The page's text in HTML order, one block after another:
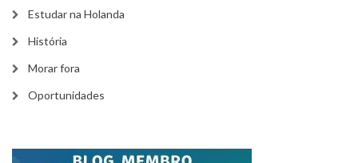
Estudar na Holanda
História
Morar fora
Oportunidades